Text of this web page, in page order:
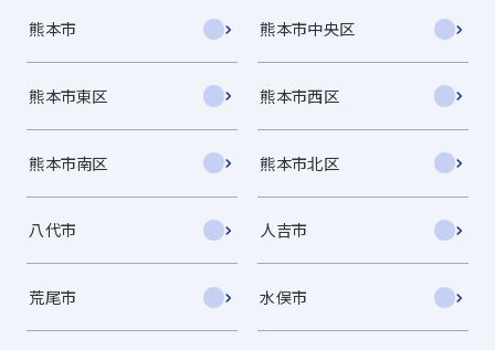
熊本市 熊本市中央区
熊本市東区 熊本市西区
熊本市南区 熊本市北区
八代市 人吉市
荒尾市 水俣市